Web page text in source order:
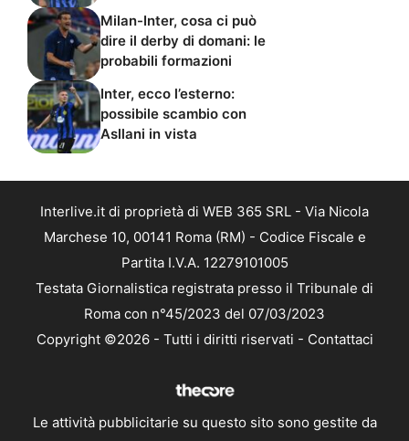
Milan-Inter, cosa ci può
dire il derby di domani: le
probabili formazioni
Inter, ecco l’esterno:
possibile scambio con
Asllani in vista
Interlive.it di proprietà di WEB 365 SRL - Via Nicola
Marchese 10, 00141 Roma (RM) - Codice Fiscale e
Partita I.V.A. 12279101005
Testata Giornalistica registrata presso il Tribunale di
Roma con n°45/2023 del 07/03/2023
Copyright ©2026 - Tutti i diritti riservati - Contattaci
Le attività pubblicitarie su questo sito sono gestite da